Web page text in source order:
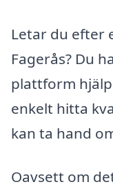
Letar du efter
Fagerås? Du
plattform
enkelt hitta
kan ta hand
Oavsett om